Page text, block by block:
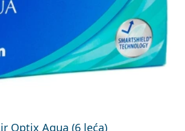
Optix Aqua (6 leća)